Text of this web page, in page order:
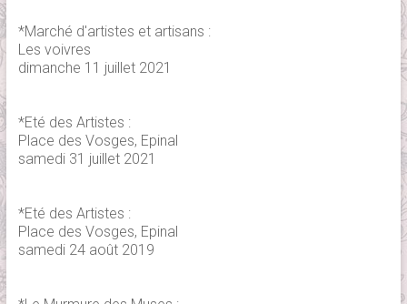
*Marché d'artistes et artisans :
Les voivres
dimanche 11 juillet 2021
*Eté des Artistes :
Place des Vosges, Epinal
samedi 31 juillet 2021
*Eté des Artistes :
Place des Vosges, Epinal
samedi 24 août 2019